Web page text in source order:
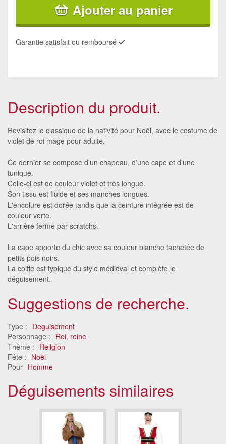
Ajouter au panier
Garantie satisfait ou remboursé
Description du produit.
Revisitez le classique de la nativité pour Noël, avec le costume de
violet de roi mage pour adulte.
Ce dernier se compose d'un chapeau, d'une cape et d'une
tunique.
Celle-ci est de couleur violet et très longue.
Son tissu est fluide et ses manches longues.
L'encolure est dorée tandis que la ceinture intégrée est de
couleur verte.
L'arrière ferme par scratchs.
La cape apporte du chic avec sa couleur blanche tachetée de
petits pois noirs.
La coiffe est typique du style médiéval et complète le
déguisement.
Suggestions de recherche.
Type : Deguisement
Personnage : Roi, reine
Thème : Religion
Fête : Noël
Pour Homme
Déguisements similaires